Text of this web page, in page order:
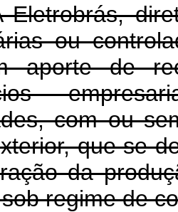
ou
aporte de
com ou
que se
da
regime de